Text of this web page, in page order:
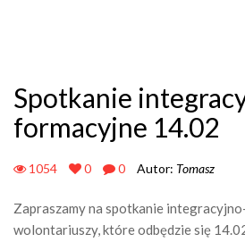
Spotkanie
formacyjne 14.02
1054 0 0 Autor: Tomasz
Zapraszamy na spotkanie
wolontariuszy, które odbędzie się